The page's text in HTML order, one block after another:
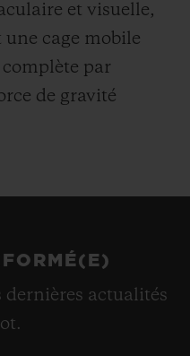
et visuelle,
cage mobile
par
de gravité
pour ce boitier de
réserve de marche
manuel via la
dernières actualités